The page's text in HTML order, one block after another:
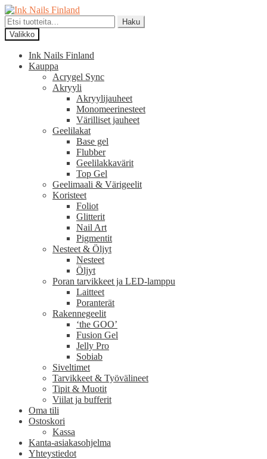
Siirry
navigointiin
Siirry
sisältöön
Etsi:
Haku
Valikko
Ink Nails Finland
Kauppa
Acrygel Sync
Akryyli
Akryylijauheet
Monomeerinesteet
Värilliset jauheet
Geelilakat
Base gel
Flubber
Geelilakkavärit
Top Gel
Geelimaali & Värigeelit
Koristeet
Foliot
Glitterit
Nail Art
Pigmentit
Nesteet & Öljyt
Nesteet
Öljyt
Poran tarvikkeet ja LED-lamppu
Laitteet
Poranterät
Rakennegeelit
‘the GOO’
Fusion Gel
Jelly Pro
Sobiab
Siveltimet
Tarvikkeet & Työvälineet
Tipit & Muotit
Viilat ja bufferit
Oma tili
Ostoskori
Kassa
Kanta-asiakasohjelma
Yhteystiedot